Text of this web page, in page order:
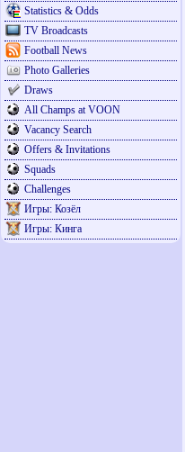
Statistics & Odds
TV Broadcasts
Football News
Photo Galleries
Draws
All Champs at VOON
Vacancy Search
Offers & Invitations
Squads
Challenges
Игры: Козёл
Игры: Кинга